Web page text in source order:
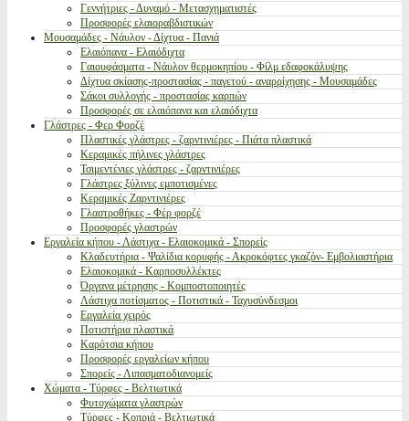
Γεννήτριες - Δυναμό - Μετασχηματιστές
Προσφορές ελαιοραβδιστικών
Μουσαμάδες - Νάυλον - Δίχτυα - Πανιά
Ελαιόπανα - Ελαιόδιχτα
Γαιουφάσματα - Νάυλον θερμοκηπίου - Φίλμ εδαφοκάλυψης
Δίχτυα σκίασης-προστασίας - παγετού - αναρρίχησης - Μουσαμάδες
Σάκοι συλλογής - προστασίας καρπών
Προσφορές σε ελαιόπανα και ελαιόδιχτα
Γλάστρες - Φερ Φορζέ
Πλαστικές γλάστρες - ζαρντινιέρες - Πιάτα πλαστικά
Κεραμικές πήλινες γλάστρες
Τσιμεντένιες γλάστρες - ζαρντινιέρες
Γλάστρες ξύλινες εμποτισμένες
Κεραμικές Ζαρντινιέρες
Γλαστροθήκες - Φέρ φορζέ
Προσφορές γλαστρών
Εργαλεία κήπου - Λάστιχα - Ελαιοκομικά - Σπορείς
Κλαδευτήρια - Ψαλίδια κορυφής - Ακροκόφτες γκαζόν- Εμβολιαστήρια
Ελαιοκομικά - Καρποσυλλέκτες
Όργανα μέτρησης - Κομποστοποιητές
Λάστιχα ποτίσματος - Ποτιστικά - Ταχυσύνδεσμοι
Εργαλεία χειρός
Ποτιστήρια πλαστικά
Καρότσια κήπου
Προσφορές εργαλείων κήπου
Σπορείς - Λιπασματοδιανομείς
Χώματα - Τύρφες - Βελτιωτικά
Φυτοχώματα γλαστρών
Τύρφες - Κοπριά - Βελτιωτικά